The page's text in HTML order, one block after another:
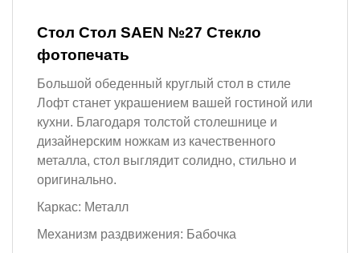
Стол Стол SAEN №27 Стекло
фотопечать
Большой обеденный круглый стол в стиле
Лофт станет украшением вашей гостиной или
кухни. Благодаря толстой столешнице и
дизайнерским ножкам из качественного
металла, стол выглядит солидно, стильно и
оригинально.
Каркас: Металл
Механизм раздвижения: Бабочка